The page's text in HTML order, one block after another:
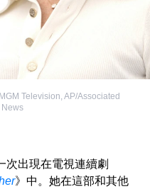
Television, AP/Associated
News
次出現在電視連續劇
》中。她在這部和其他